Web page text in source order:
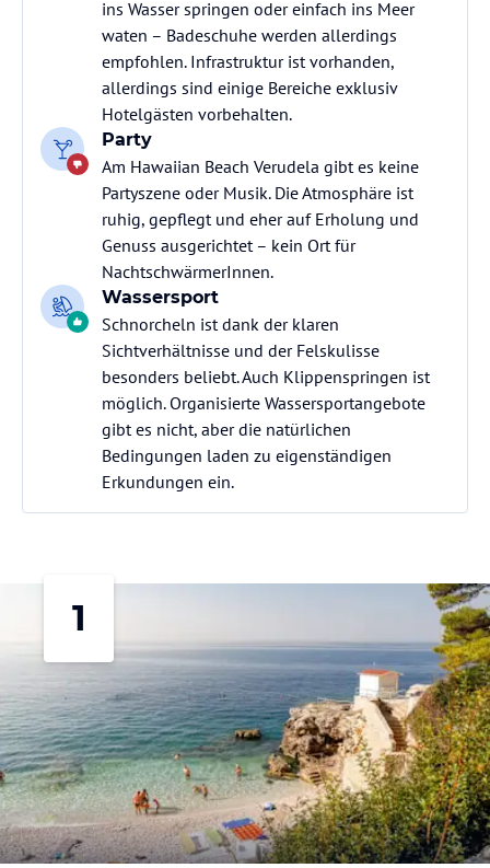
ins Wasser springen oder einfach ins Meer
waten – Badeschuhe werden allerdings
empfohlen. Infrastruktur ist vorhanden,
allerdings sind einige Bereiche exklusiv
Hotelgästen vorbehalten.
Party
Am Hawaiian Beach Verudela gibt es keine
Partyszene oder Musik. Die Atmosphäre ist
ruhig, gepflegt und eher auf Erholung und
Genuss ausgerichtet – kein Ort für
NachtschwärmerInnen.
Wassersport
Schnorcheln ist dank der klaren
Sichtverhältnisse und der Felskulisse
besonders beliebt. Auch Klippenspringen ist
möglich. Organisierte Wassersportangebote
gibt es nicht, aber die natürlichen
Bedingungen laden zu eigenständigen
Erkundungen ein.
1